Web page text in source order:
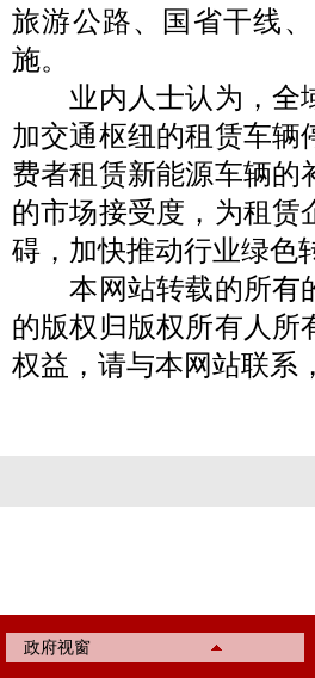
旅游公路、国省干线
施。
业内人士认为，全
加交通枢纽的租赁车辆
费者租赁新能源车辆的
的市场接受度，为租赁
碍，加快推动行业绿色
本网站转载的所有
的版权归版权所有人所
权益，请与本网站联系
政府视窗